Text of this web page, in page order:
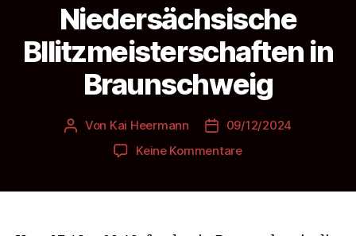
Niedersächsische
Bllitzmeisterschaften in
Braunschweig
Beitragsautor
Von Kai Heermann Beitragsdatum
09/12/2024
Keine Kommentarezu